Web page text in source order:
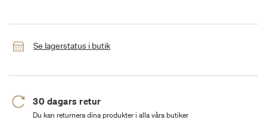
Se lagerstatus i butik
30 dagars retur
Du kan returnera dina produkter i alla våra butiker